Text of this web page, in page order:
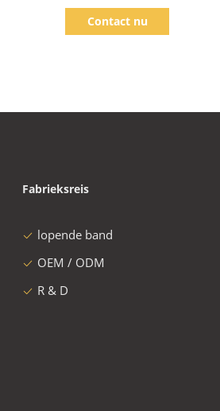
luchtdichte deksels
Contact nu
Fabrieksreis
lopende band
OEM / ODM
R & D